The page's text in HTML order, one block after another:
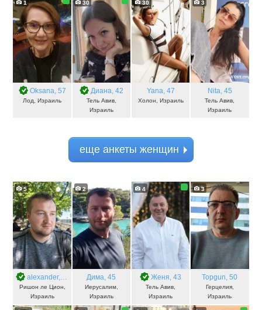
1
Oksana, 57
Лод, Израиль
30
Диана, 42
Тель Авив,
Израиль
30
Yana, 47
Холон, Израиль
3
Nita, 45
Тель Авив,
Израиль
еще анкеты женщин
5
alexander, 35
Ришон ле Цион,
Израиль
2
Дима, 45
Иерусалим,
Израиль
4
Женя, 43
Тель Авив,
Израиль
3
Topgun, 50
Герцелия,
Израиль